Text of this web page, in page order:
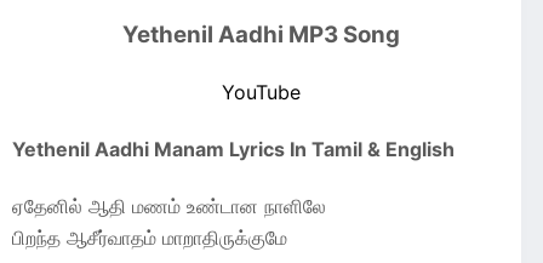
Yethenil Aadhi MP3 Song
YouTube
Yethenil Aadhi Manam Lyrics In Tamil & English
ஏதேனில் ஆதி மணம் உண்டான நாளிலே
பிறந்த ஆசீர்வாதம் மாறாதிருக்குமே